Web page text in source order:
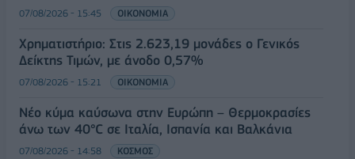
07/08/2026 - 15:45 ΟΙΚΟΝΟΜΙΑ
Χρηματιστήριο: Στις 2.623,19 μονάδες ο Γενικός
Δείκτης Τιμών, με άνοδο 0,57%
07/08/2026 - 15:21 ΟΙΚΟΝΟΜΙΑ
Νέο κύμα καύσωνα στην Ευρώπη – Θερμοκρασίες
άνω των 40°C σε Ιταλία, Ισπανία και Βαλκάνια
07/08/2026 - 14:58 ΚΟΣΜΟΣ